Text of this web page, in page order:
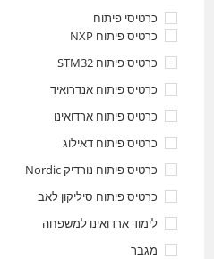
כרטיסי פיתוח
כרטיס פיתוח NXP
כרטיס פיתוח STM32
כרטיס פיתוח אנדרואיד
כרטיס פיתוח ארדואינו
כרטיס פיתוח דאילוג
כרטיס פיתוח נורדיק Nordic
כרטיס פיתוח סיליקון לאב
לימוד ארדואינו למשפחה
מגבר